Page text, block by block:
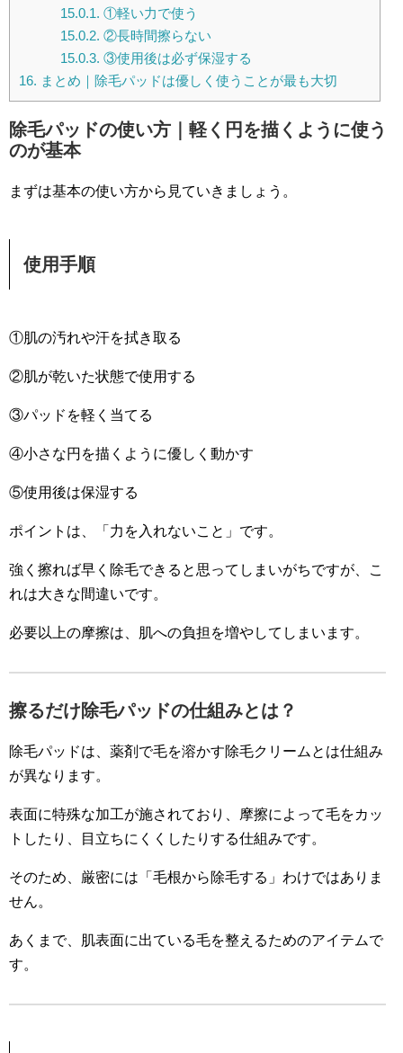
15.0.1. ①軽い力で使う
15.0.2. ②長時間擦らない
15.0.3. ③使用後は必ず保湿する
16. まとめ｜除毛パッドは優しく使うことが最も大切
除毛パッドの使い方｜軽く円を描くように使う
のが基本
まずは基本の使い方から見ていきましょう。
使用手順
①肌の汚れや汗を拭き取る
②肌が乾いた状態で使用する
③パッドを軽く当てる
④小さな円を描くように優しく動かす
⑤使用後は保湿する
ポイントは、「力を入れないこと」です。
強く擦れば早く除毛できると思ってしまいがちですが、こ
れは大きな間違いです。
必要以上の摩擦は、肌への負担を増やしてしまいます。
擦るだけ除毛パッドの仕組みとは？
除毛パッドは、薬剤で毛を溶かす除毛クリームとは仕組み
が異なります。
表面に特殊な加工が施されており、摩擦によって毛をカッ
トしたり、目立ちにくくしたりする仕組みです。
そのため、厳密には「毛根から除毛する」わけではありま
せん。
あくまで、肌表面に出ている毛を整えるためのアイテムで
す。